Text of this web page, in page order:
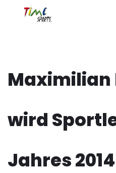
Maximilian
wird
Jahres 2014